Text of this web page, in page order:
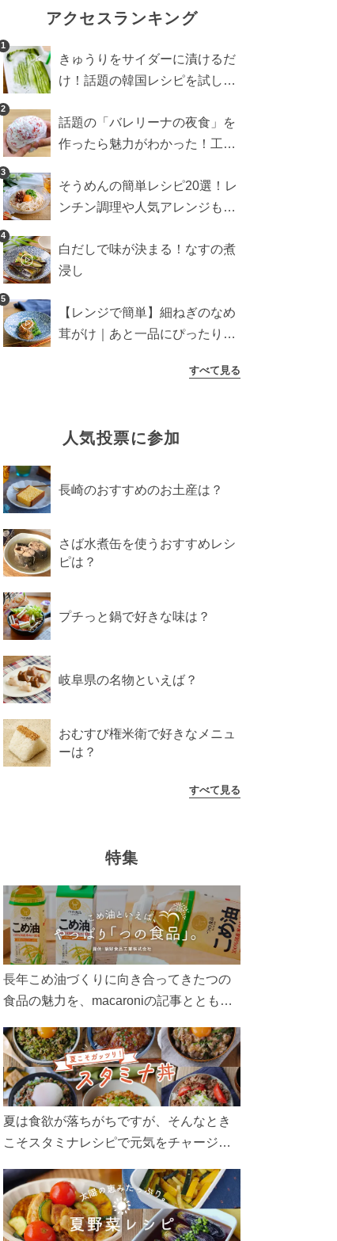
アクセスランキング
1
きゅうりをサイダーに漬けるだ
け！話題の韓国レシピを試した
2
話題の「バレリーナの夜食」を
作ったら魅力がわかった！工程
3
そうめんの簡単レシピ20選！レ
ンチン調理や人気アレンジも紹
4
白だしで味が決まる！なすの煮
浸し
5
【レンジで簡単】細ねぎのなめ
茸がけ｜あと一品にぴったり副
すべて見る
人気投票に参加
長崎のおすすめのお土産は？
さば水煮缶を使うおすすめレシ
ピは？
プチっと鍋で好きな味は？
岐阜県の名物といえば？
おむすび権米衛で好きなメニュ
ーは？
すべて見る
特集
長年こめ油づくりに向き合ってきたつの
食品の魅力を、macaroniの記事とともに
ん、製造現場や品質へのこだわりまで。
こめ油をもっと好きになるコンテンツを
ぜひお楽しみください。
夏は食欲が落ちがちですが、そんなとき
こそスタミナレシピで元気をチャージ！
リ食べて、夏バテを吹き飛ばしましょ
う！